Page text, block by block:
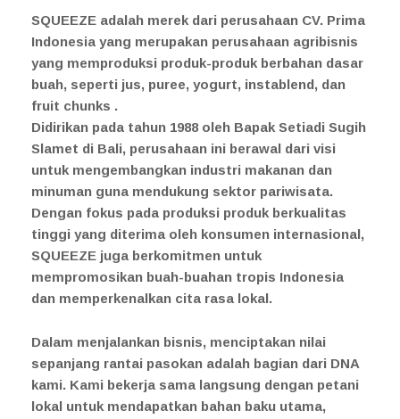
SQUEEZE adalah merek dari perusahaan CV. Prima
Indonesia yang merupakan perusahaan agribisnis
yang memproduksi produk-produk berbahan dasar
buah, seperti jus, puree, yogurt, instablend, dan
fruit chunks .
Didirikan pada tahun 1988 oleh Bapak Setiadi Sugih
Slamet di Bali, perusahaan ini berawal dari visi
untuk mengembangkan industri makanan dan
minuman guna mendukung sektor pariwisata.
Dengan fokus pada produksi produk berkualitas
tinggi yang diterima oleh konsumen internasional,
SQUEEZE juga berkomitmen untuk
mempromosikan buah-buahan tropis Indonesia
dan memperkenalkan cita rasa lokal.
Dalam menjalankan bisnis, menciptakan nilai
sepanjang rantai pasokan adalah bagian dari DNA
kami. Kami bekerja sama langsung dengan petani
lokal untuk mendapatkan bahan baku utama,